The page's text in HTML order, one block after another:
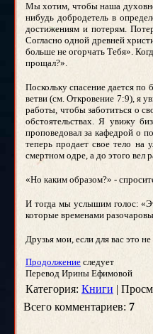
Мы хотим, чтобы наша
нибудь добродетель в
достижениям и потерям.
Согласно одной древней
больше не огорчать Тебя».
прощал?».
Поскольку спасение дается
ветви (см. Откровение 7:9), я
работы, чтобы заботиться о
обстоятельствах. Я увижу
проповедовал за кафедрой о
теперь продает свое тело
смертном одре, а до этого вел
«Но каким образом?» -
И тогда мы услышим голос:
которые временами
Друзья мои, если для вас это
Продолжение следует
Перевод Ирины Ефимовой
Категория: Книги |
Всего комментариев: 7